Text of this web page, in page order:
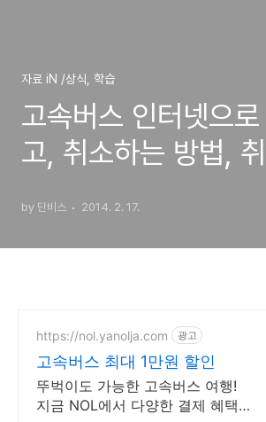
자료 iN /상식, 학습
고속버스 인터넷으
고, 취소하는 방법,
안내예약서비스
by 단비스 2014. 2. 17.
https://nol.yanolja.com 광고
고속버스 최대 1만원 할인
뚜벅이도 가능한 고속버스 여행!
지금 NOL에서 다양한 결제 혜택받